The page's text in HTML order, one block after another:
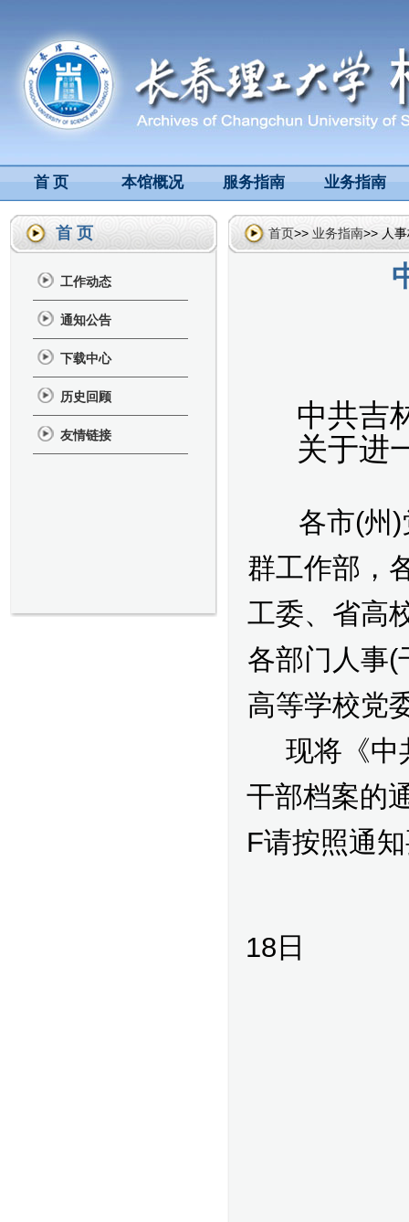
首 页 本馆概况 服务指南 业务指南
首 页
工作动态
通知公告
下载中心
历史回顾
友情链接
首页>> 业务指南>> 人
中共吉
关于进
各市(州)
群工作部，
工委、省高
各部门人事(
高等学校党
现将《中
干部档案的
F请按照通
18 日